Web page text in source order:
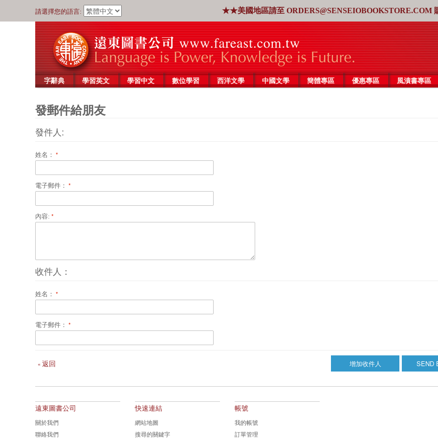
請選擇您的語言: ★★美國地區請至 ORDERS@SENSEIOBOOKSTORE.COM
字辭典 學習英文 學習中文 數位學習 西洋文學 中國文學 簡體專區 優惠專區 風漬書專區
發郵件給朋友
發件人:
姓名：
電子郵件：
內容:
收件人：
姓名：
電子郵件：
« 返回 SEND
增加收件人
遠東圖書公司
關於我們
聯絡我們
快速連結
網站地圖
搜尋的關鍵字
帳號
我的帳號
訂單管理